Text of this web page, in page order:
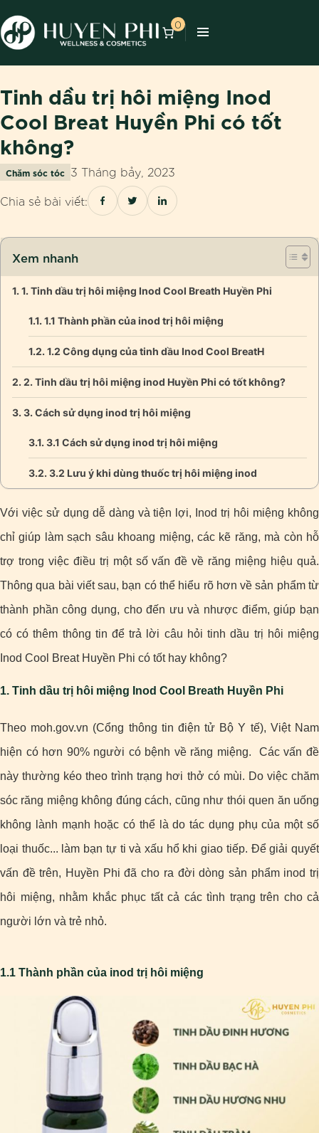
0
Tinh dầu trị hôi miệng Inod
Cool Breat Huyền Phi có tốt
không?
Chăm sóc tóc 3 Tháng bảy, 2023
Chia sẻ bài viết:
Xem nhanh
1. Tinh dầu trị hôi miệng Inod Cool Breath Huyền Phi
1.1 Thành phần của inod trị hôi miệng
1.2 Công dụng của tinh dầu Inod Cool BreatH
2. Tinh dầu trị hôi miệng inod Huyền Phi có tốt không?
3. Cách sử dụng inod trị hôi miệng
3.1 Cách sử dụng inod trị hôi miệng
3.2 Lưu ý khi dùng thuốc trị hôi miệng inod
Với việc sử dụng dễ dàng và tiện lợi, Inod trị hôi miệng không
chỉ giúp làm sạch sâu khoang miệng, các kẽ răng, mà còn hỗ
trợ trong việc điều trị một số vấn đề về răng miệng hiệu quả.
Thông qua bài viết sau, bạn có thể hiểu rõ hơn về sản phẩm từ
thành phần công dụng, cho đến ưu và nhược điểm, giúp bạn
có có thêm thông tin để trả lời câu hỏi tinh dầu trị hôi miệng
Inod Cool Breat Huyền Phi có tốt hay không?
1. Tinh dầu trị hôi miệng Inod Cool Breath Huyền Phi
Theo moh.gov.vn (Cổng thông tin điện tử Bộ Y tế), Việt Nam
hiện có hơn 90% người có bệnh về răng miệng. Các vấn đề
này thường kéo theo trình trạng hơi thở có mùi. Do việc chăm
sóc răng miệng không đúng cách, cũng như thói quen ăn uống
không lành mạnh hoặc có thể là do tác dụng phụ của một số
loại thuốc... làm bạn tự ti và xấu hổ khi giao tiếp. Để giải quyết
vấn đề trên, Huyền Phi đã cho ra đời dòng sản phẩm inod trị
hôi miệng, nhằm khắc phục tất cả các tình trạng trên cho cả
người lớn và trẻ nhỏ.
1.1 Thành phần của inod trị hôi miệng